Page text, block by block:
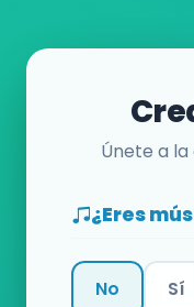
Únete a
¿Eres
No Sí